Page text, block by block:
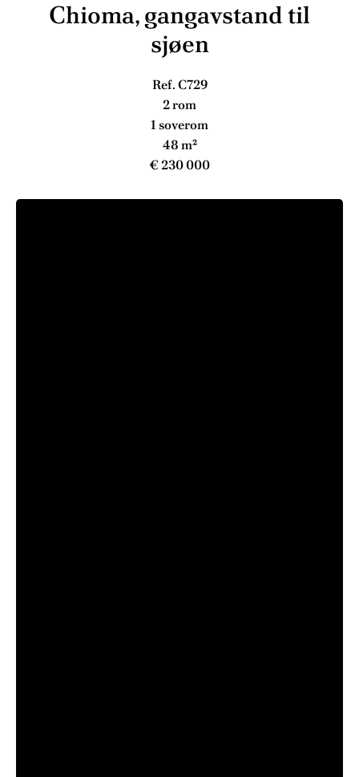
Chioma, gangavstand til
sjøen
Ref. C729
2 rom
1 soverom
48 m²
€ 230 000